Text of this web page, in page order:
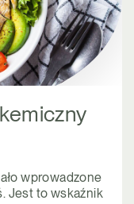
wprowadzone
Jest to wskaźnik